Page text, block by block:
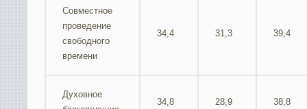
Совместное
проведение
свободного
времени
34,4 31,3 39,4
Духовное
34,8 28,9 38,8